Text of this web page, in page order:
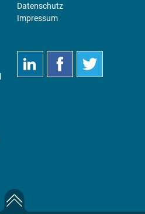
Datenschutz
Impressum